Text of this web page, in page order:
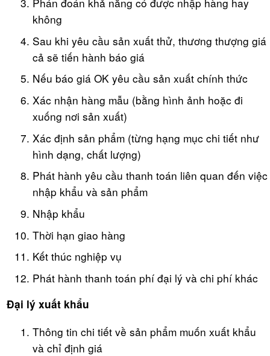
không
Sau khi yêu cầu sản xuất thử, thương thượng giá
cả sẽ tiến hành báo giá
Nếu báo giá OK yêu cầu sản xuất chính thức
Xác nhận hàng mẫu (bằng hình ảnh hoặc đi
xuống nơi sản xuất)
Xác định sản phẩm (từng hạng mục chi tiết như
hình dạng, chất lượng)
Phát hành yêu cầu thanh toán liên quan đến việc
nhập khẩu và sản phẩm
Nhập khẩu
Thời hạn giao hàng
Kết thúc nghiệp vụ
Phát hành thanh toán phí đại lý và chi phí khác
Đại lý xuất khẩu
Thông tin chi tiết về sản phẩm muốn xuất khẩu
và chỉ định giá